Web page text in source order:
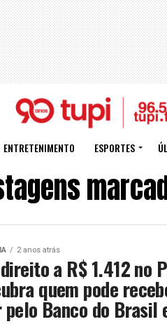
ENTRETENIMENTO ESPORTES
2 anos atrás
a R$ 1.412 no
quem pode
Banco do Brasil